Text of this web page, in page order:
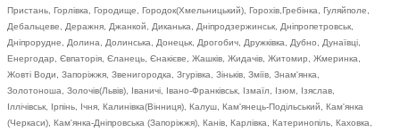
Пристань, Горлівка, Городище, Городок(Хмельницький), Горохів,Гребінка, Гуляйполе,
Дебальцеве, Деражня, Джанкой, Диканька, Дніпродзержинськ, Дніпропетровськ,
Дніпрорудне, Долина, Долинська, Донецьк, Дрогобич, Дружківка, Дубно, Дунаївці,
Енергодар, Євпаторія, Єланець, Єнакієве, Жашків, Жидачів, Житомир, Жмеринка,
Жовті Води, Запоріжжя, Звенигородка, Згурівка, Зіньків, Зміїв, Знам'янка,
Золотоноша, Золочів(Львів), Іваничі, Івано-Франківськ, Ізмаїл, Ізюм, Ізяслав,
Іллічівськ, Ірпінь, Ічня, Калинівка(Вінниця), Калуш, Кам'янець-Подільський, Кам'янка
(Черкаси), Кам'янка-Дніпровська (Запоріжжя), Канів, Карлівка, Катеринопіль, Каховка,